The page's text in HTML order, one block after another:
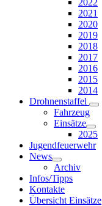
2022
2021
2020
2019
2018
2017
2016
2015
2014
Drohnenstaffel
Fahrzeug
Einsätze
2025
Jugendfeuerwehr
News
Archiv
Infos/Tipps
Kontakte
Übersicht Einsätze